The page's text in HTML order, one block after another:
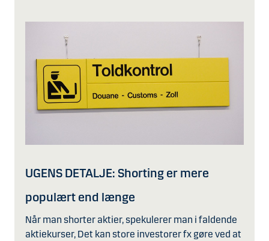
UGENS DETALJE: Shorting er mere
populært end længe
Når man shorter aktier, spekulerer man i faldende
aktiekurser, Det kan store investorer fx gøre ved at